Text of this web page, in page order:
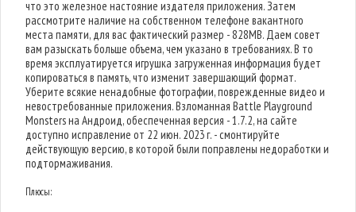
что это железное настояние издателя приложения. Затем
рассмотрите наличие на собственном телефоне вакантного
места памяти, для вас фактический размер - 828MB. Даем совет
вам разыскать больше объема, чем указано в требованиях. В то
время эксплуатируется игрушка загруженная информация будет
копироваться в память, что изменит завершающий формат.
Уберите всякие ненадобные фотографии, поврежденные видео и
невостребованные приложения. Взломанная Battle Playground
Monsters на Андроид, обеспеченная версия - 1.7.2, на сайте
доступно исправление от 22 июн. 2023 г. - смонтируйте
действующую версию, в которой были поправлены недоработки и
подтормаживания.
Плюсы: